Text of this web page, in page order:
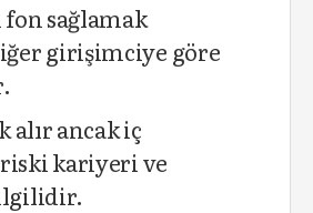
sağlamak
girişimciye göre
alır ancak iç
kariyeri ve